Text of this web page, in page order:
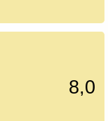
8,0